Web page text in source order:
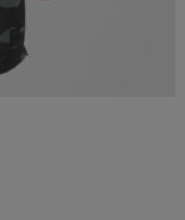
29,99 EUR